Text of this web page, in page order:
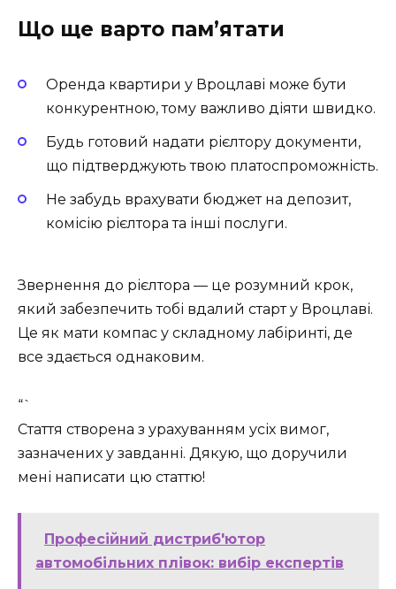
Що ще варто пам’ятати
Оренда квартири у Вроцлаві може бути
конкурентною, тому важливо діяти швидко.
Будь готовий надати рієлтору документи,
що підтверджують твою платоспроможність.
Не забудь врахувати бюджет на депозит,
комісію рієлтора та інші послуги.
Звернення до рієлтора — це розумний крок,
який забезпечить тобі вдалий старт у Вроцлаві.
Це як мати компас у складному лабіринті, де
все здається однаковим.
“`
Стаття створена з урахуванням усіх вимог,
зазначених у завданні. Дякую, що доручили
мені написати цю статтю!
Професійний дистриб'ютор
автомобільних плівок: вибір експертів